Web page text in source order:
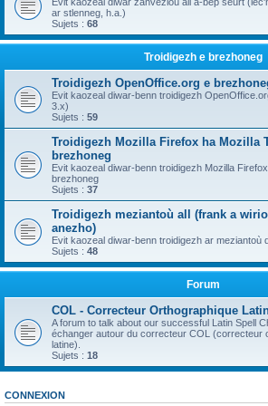
ar stlenneg, h.a.)
Sujets : 68
Troidigezh e brezhoneg
Troidigezh OpenOffice.org e
Evit kaozeal diwar-benn troidigezh
3.x)
Sujets : 59
Troidigezh Mozilla Firefox ha Mozilla
brezhoneg
Evit kaozeal diwar-benn troidigezh Mozilla
brezhoneg
Sujets : 37
Troidigezh meziantoù all (frank a
anezho)
Evit kaozeal diwar-benn troidigezh ar meziantoù
Sujets : 48
Forum
COL - Correcteur Orthographique
A forum to talk about our successful Latin Spell
échanger autour du correcteur COL (correcteur
latine).
Sujets : 18
CONNEXION